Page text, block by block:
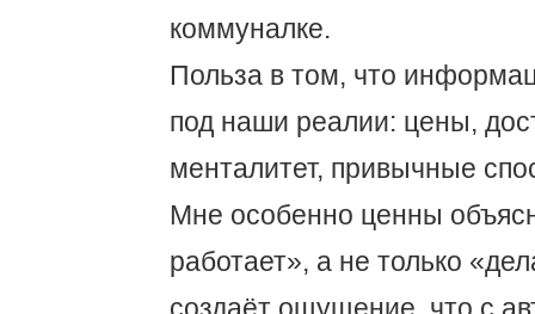
коммуналке.
Польза в том, что
под наши реалии: цены,
менталитет, привычные
Мне особенно ценны
работает», а не только